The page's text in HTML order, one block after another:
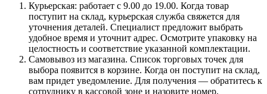
Курьерская: работает с 9.00 до 19.00. Когда товар
поступит на склад, курьерская служба свяжется для
уточнения деталей. Специалист предложит выбрать
удобное время и уточнит адрес. Осмотрите упаковку на
целостность и соответствие указанной комплектации.
Самовывоз из магазина. Список торговых точек для
выбора появится в корзине. Когда он поступит на склад,
вам придет уведомление. Для получения — обратитесь к
сотруднику в кассовой зоне и назовите номер.